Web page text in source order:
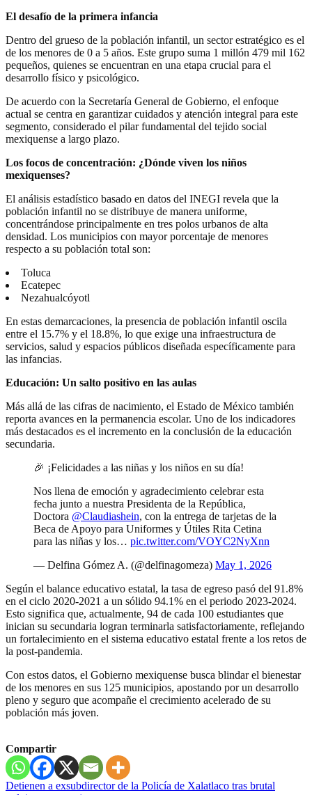
El desafío de la primera infancia
Dentro del grueso de la población infantil, un sector estratégico es el
de los menores de 0 a 5 años. Este grupo suma 1 millón 479 mil 162
pequeños, quienes se encuentran en una etapa crucial para el
desarrollo físico y psicológico.
De acuerdo con la Secretaría General de Gobierno, el enfoque
actual se centra en garantizar cuidados y atención integral para este
segmento, considerado el pilar fundamental del tejido social
mexiquense a largo plazo.
Los focos de concentración: ¿Dónde viven los niños
mexiquenses?
El análisis estadístico basado en datos del INEGI revela que la
población infantil no se distribuye de manera uniforme,
concentrándose principalmente en tres polos urbanos de alta
densidad. Los municipios con mayor porcentaje de menores
respecto a su población total son:
Toluca
Ecatepec
Nezahualcóyotl
En estas demarcaciones, la presencia de población infantil oscila
entre el 15.7% y el 18.8%, lo que exige una infraestructura de
servicios, salud y espacios públicos diseñada específicamente para
las infancias.
Educación: Un salto positivo en las aulas
Más allá de las cifras de nacimiento, el Estado de México también
reporta avances en la permanencia escolar. Uno de los indicadores
más destacados es el incremento en la conclusión de la educación
secundaria.
🎉 ¡Felicidades a las niñas y los niños en su día!
Nos llena de emoción y agradecimiento celebrar esta
fecha junto a nuestra Presidenta de la República,
Doctora @Claudiashein, con la entrega de tarjetas de la
Beca de Apoyo para Uniformes y Útiles Rita Cetina
para las niñas y los… pic.twitter.com/VOYC2NyXnn
— Delfina Gómez A. (@delfinagomeza) May 1, 2026
Según el balance educativo estatal, la tasa de egreso pasó del 91.8%
en el ciclo 2020-2021 a un sólido 94.1% en el periodo 2023-2024.
Esto significa que, actualmente, 94 de cada 100 estudiantes que
inician su secundaria logran terminarla satisfactoriamente, reflejando
un fortalecimiento en el sistema educativo estatal frente a los retos de
la post-pandemia.
Con estos datos, el Gobierno mexiquense busca blindar el bienestar
de los menores en sus 125 municipios, apostando por un desarrollo
pleno y seguro que acompañe el crecimiento acelerado de su
población más joven.
Compartir
Navegación
Detienen a exsubdirector de la Policía de Xalatlaco tras brutal